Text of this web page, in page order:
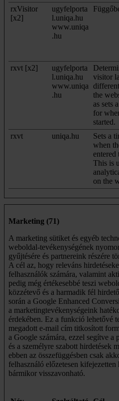
rxVisitor
[x2]
ugyfelporta
l.uniqa.hu
www.uniqa
.hu
rxvt [x2]
ugyfelporta
l.uniqa.hu
www.uniqa
.hu
visitor
the
as sets
for
started.
rxvt uniqa.hu
Sets a
when
entered
This is
on the
Marketing (71)
A marketing sütiket és egyéb
weboldal-tevékenységének
gyűjtésére és partnereink részére
A cél az, hogy releváns
felhasználók számára, valamint
pedig még értékesebbé teszi
közzétevő és a harmadik fél
során a Google Enhanced
a marketingtevékenységeink
érdekében. Ez a funkció lehetővé
megadott e-mail cím titkosított
a Google számára, ezzel segítve a
és a személyre szabott hirdetések
ebben az összefüggésben csak
felhasználó előzetesen
bármikor visszavonható.